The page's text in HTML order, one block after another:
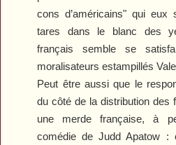
cons d’américains" qui eux
tares dans le blanc des
français semble se
moralisateurs estampillés
Peut être aussi que le
du côté de la distribution des
une merde française, à
comédie de Judd Apatow :